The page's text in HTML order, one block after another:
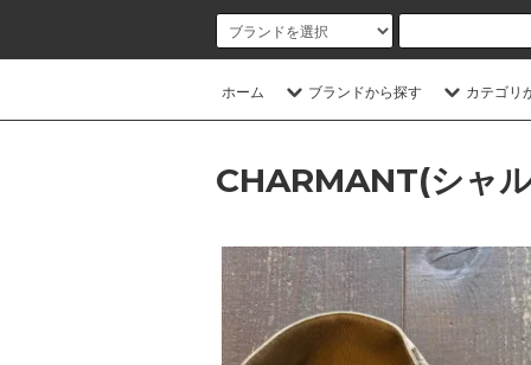
ホーム ブランドから探す カテゴリ
CHARMANT(シャ